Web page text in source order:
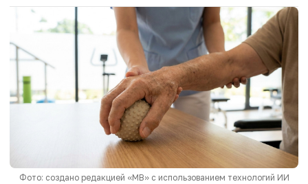
Фото: создано редакцией «МВ» с использованием технологий ИИ